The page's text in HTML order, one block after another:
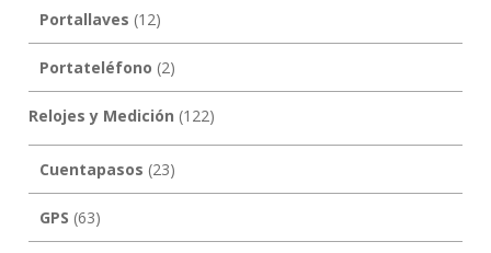
Portallaves (12)
Portateléfono (2)
Relojes y Medición (122)
Cuentapasos (23)
GPS (63)